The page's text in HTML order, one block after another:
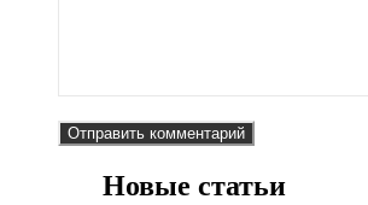
Новые статьи